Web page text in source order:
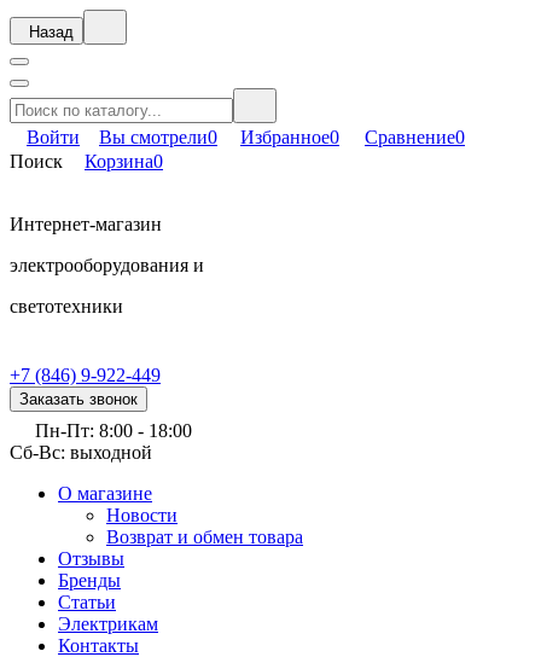
Назад
Войти Вы смотрели0 Избранное0 Сравнение0
Поиск
Корзина0
Интернет-магазин
электрооборудования и
светотехники
+7 (846) 9-922-449
Заказать звонок
Пн-Пт: 8:00 - 18:00
Сб-Вс: выходной
О магазине
Новости
Возврат и обмен товара
Отзывы
Бренды
Статьи
Электрикам
Контакты